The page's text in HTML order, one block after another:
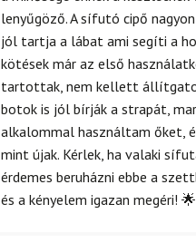
lenyűgöző. A sífutó cipő
jól tartja a lábat ami segíti a
kötések már az első
tartottak, nem kellett
botok is jól bírják a strapát,
alkalommal használtam őket,
mint újak. Kérlek, ha valaki
érdemes beruházni ebbe a
és a kényelem igazan megéri! 🌟